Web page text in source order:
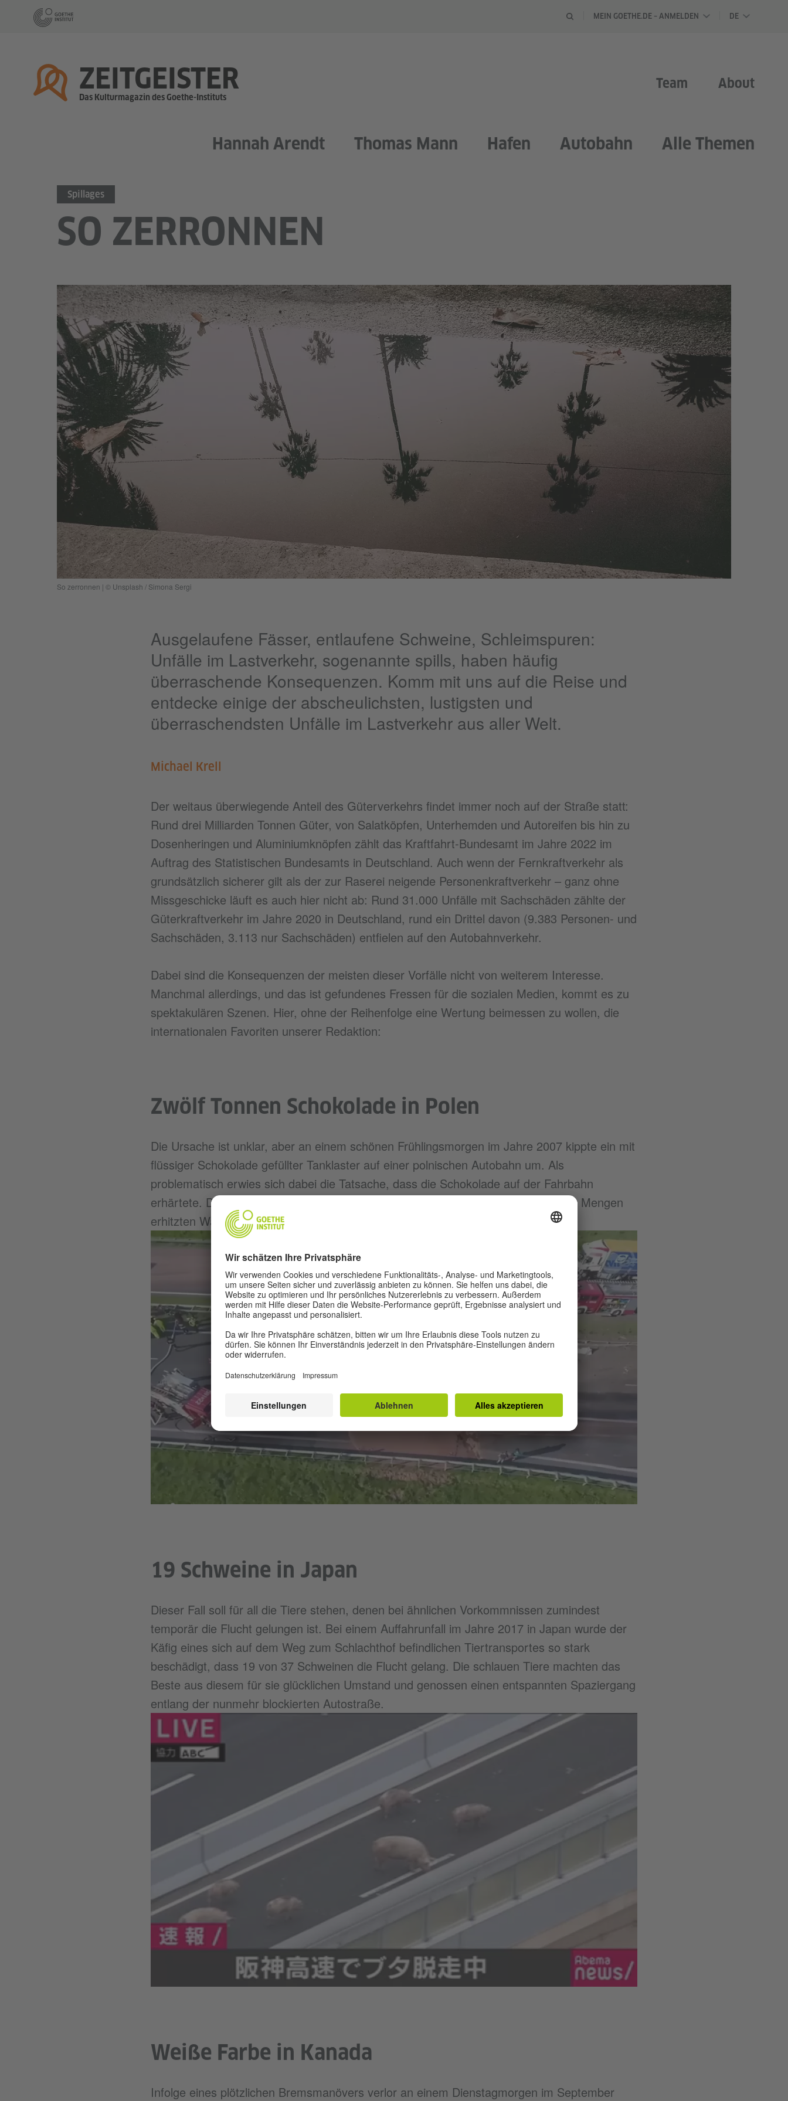
MEIN GOETHE.DE – ANMELDEN DE
Startseite
ZEITGEISTER
Das Kulturmagazin des Goethe-Instituts
Team About
Hannah Arendt Thomas Mann Hafen Autobahn Alle Themen
Spillages
SO ZERRONNEN
So zerronnen | © Unsplash / Simona Sergi
Ausgelaufene Fässer, entlaufene Schweine, Schleimspuren:
Unfälle im Lastverkehr, sogenannte spills, haben häufig
überraschende Konsequenzen. Komm mit uns auf die Reise und
entdecke einige der abscheulichsten, lustigsten und
überraschendsten Unfälle im Lastverkehr aus aller Welt.
Michael Krell
Der weitaus überwiegende Anteil des Güterverkehrs findet immer noch auf der Straße statt:
Rund drei Milliarden Tonnen Güter, von Salatköpfen, Unterhemden und Autoreifen bis hin zu
Dosenheringen und Aluminiumknöpfen zählt das Kraftfahrt-Bundesamt im Jahre 2022 im
Auftrag des Statistischen Bundesamts in Deutschland. Auch wenn der Fernkraftverkehr als
grundsätzlich sicherer gilt als der zur Raserei neigende Personenkraftverkehr – ganz ohne
Missgeschicke läuft es auch hier nicht ab: Rund 31.000 Unfälle mit Sachschäden zählte der
Güterkraftverkehr im Jahre 2020 in Deutschland, rund ein Drittel davon (9.383 Personen- und
Sachschäden, 3.113 nur Sachschäden) entfielen auf den Autobahnverkehr.
Dabei sind die Konsequenzen der meisten dieser Vorfälle nicht von weiterem Interesse.
Manchmal allerdings, und das ist gefundenes Fressen für die sozialen Medien, kommt es zu
spektakulären Szenen. Hier, ohne der Reihenfolge eine Wertung beimessen zu wollen, die
internationalen Favoriten unserer Redaktion:
Zwölf Tonnen Schokolade in Polen
Die Ursache ist unklar, aber an einem schönen Frühlingsmorgen im Jahre 2007 kippte ein mit
flüssiger Schokolade gefüllter Tanklaster auf einer polnischen Autobahn um. Als
problematisch erwies sich dabei die Tatsache, dass die Schokolade auf der Fahrbahn
erhärtete. Die Reinigung dauerte darum den ganzen Tag, und es erforderte große Mengen
erhitzten Wassers, um die klebrige Masse wieder zu schmelzen.
19 Schweine in Japan
Dieser Fall soll für all die Tiere stehen, denen bei ähnlichen Vorkommnissen zumindest
temporär die Flucht gelungen ist. Bei einem Auffahrunfall im Jahre 2017 in Japan wurde der
Käfig eines sich auf dem Weg zum Schlachthof befindlichen Tiertransportes so stark
beschädigt, dass 19 von 37 Schweinen die Flucht gelang. Die schlauen Tiere machten das
Beste aus diesem für sie glücklichen Umstand und genossen einen entspannten Spaziergang
entlang der nunmehr blockierten Autostraße.
Weiße Farbe in Kanada
Infolge eines plötzlichen Bremsmanövers verlor an einem Dienstagmorgen im September